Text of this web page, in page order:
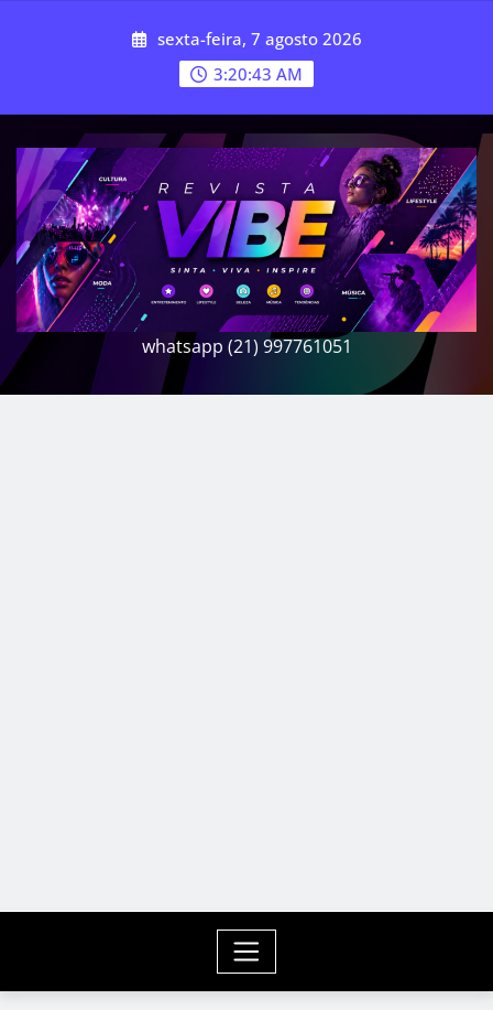
sexta-feira, 7 agosto 2026
3:20:45 AM
whatsapp (21) 997761051